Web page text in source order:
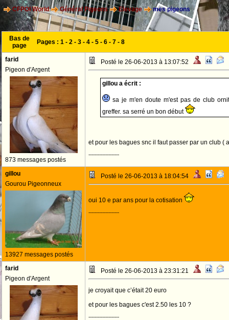
CFPOI World Général Pigeons Elevage mes pigeons
Bas de
page
Pages : 1 - 2 - 3 - 4 - 5 - 6 - 7 - 8
farid
Pigeon d'Argent
873 messages postés
Posté le 26-06-2013 à 13:07:52
gillou a écrit :
sa je m'en doute m'est pas de club
greffer. sa serré un bon début
et pour les bagues snc il faut passer par un club (
--------------------
gillou
Gourou Pigeonneux
13927 messages postés
Posté le 26-06-2013 à 18:04:54
oui 10 e par ans pour la cotisation
--------------------
farid
Pigeon d'Argent
Posté le 26-06-2013 à 23:31:21
je croyait que c’était 20 euro
et pour les bagues c'est 2.50 les 10 ?
--------------------